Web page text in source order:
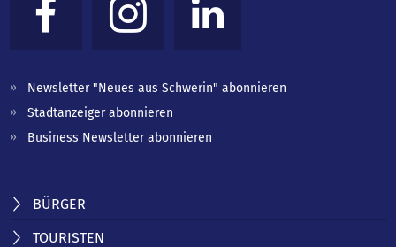
Newsletter "Neues aus Schwerin" abonnieren
Stadtanzeiger abonnieren
Business Newsletter abonnieren
BÜRGER
TOURISTEN